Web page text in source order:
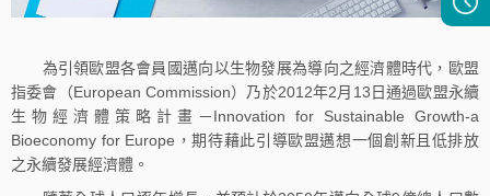
為引領歐盟各會員國邁向以生物發展為導向之經濟體時代，歐盟
指委會（European Commission）乃於2012年2月13日通過歐盟永續
生物經濟體策略計畫－Innovation for Sustainable Growth-a
Bioeconomy for Europe，期待藉此引導歐盟邁想一個創新且低排放
之永續發展經濟體。